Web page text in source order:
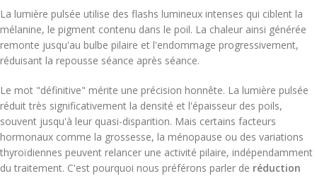
La lumière pulsée utilise des flashs lumineux intenses qui ciblent la
mélanine, le pigment contenu dans le poil. La chaleur ainsi générée
remonte jusqu'au bulbe pilaire et l'endommage progressivement,
réduisant la repousse séance après séance.
Le mot "définitive" mérite une précision honnête. La lumière pulsée
réduit très significativement la densité et l'épaisseur des poils,
souvent jusqu'à leur quasi-disparition. Mais certains facteurs
hormonaux comme la grossesse, la ménopause ou des variations
thyroïdiennes peuvent relancer une activité pilaire, indépendamment
du traitement. C'est pourquoi nous préférons parler de réduction